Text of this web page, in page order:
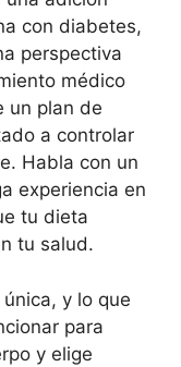
con diabetes,
perspectiva
médico
un plan de
a controlar
Habla con un
experiencia en
tu dieta
tu salud.
y lo que
para
y elige